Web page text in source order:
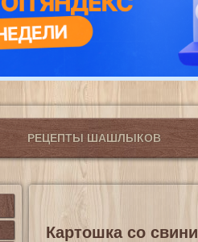
РЕЦЕПТЫ ШАШЛЫКОВ
Картошка со